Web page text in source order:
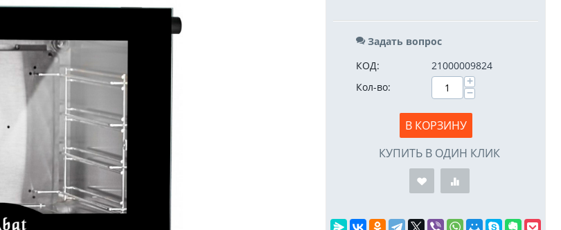
Задать вопрос
КОД:
21000009824
Кол-во:
+
−
В КОРЗИНУ
КУПИТЬ В ОДИН КЛИК